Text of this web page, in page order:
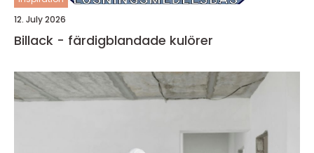
12. July 2026
Billack - färdigblandade kulörer